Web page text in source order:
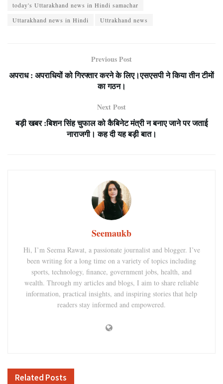
today's Uttarakhand news in Hindi samachar
Uttarakhand news in Hindi
Uttrakhand news
Previous Post
अपराध : अपराधियों को गिरफ्तार करने के लिए।एसएसपी ने किया तीन टीमों
का गठन।
Next Post
बड़ी खबर :बिशन सिंह चुफाल को कैबिनेट मंत्री न बनाए जाने पर जताई
नाराजगी। कह दी यह बड़ी बात।
Seemaukb
Hi, I’m Seema Rawat, a passionate journalist and blogger. I’ve
been writing for a long time on a variety of topics including
sports, technology, finance, government jobs, health, and
wealth. Through my articles and blogs, I aim to share reliable
information, practical insights, and inspiring stories that help
readers stay informed and empowered.
Related Posts